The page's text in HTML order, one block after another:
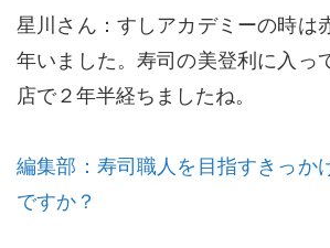
星川さん：すしアカデミーの時は
年いました。寿司の美登利に入っ
店で２年半経ちましたね。
編集部：寿司職人を目指すきっか
ですか？